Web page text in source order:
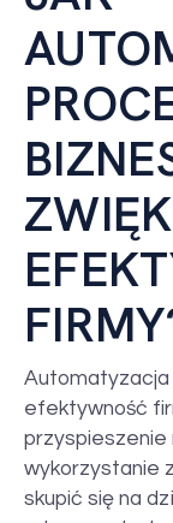
Automatyzacja
efektywność
przyspieszenie
wykorzystanie
skupić się na